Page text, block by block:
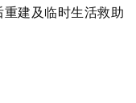
建及临时生活救助